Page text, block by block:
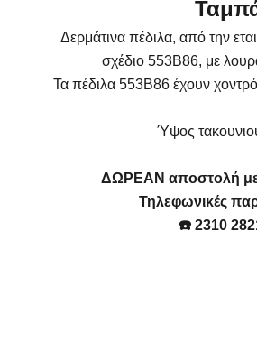
Δερμάτινα πέδιλα, από την
σχέδιο 553B86, με
Τα πέδιλα 553B86 έχουν
Ύψος
ΔΩΡΕΑΝ αποστολή με
Τηλεφωνικές
☎️ 2310